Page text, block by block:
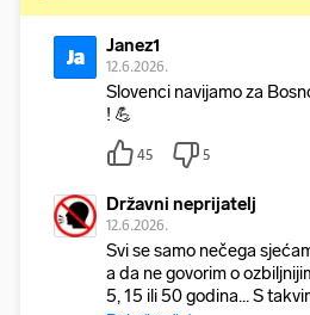
Ja Janez1
12.6.2026.
Slovenci navijamo za
! 💪
45 5
Državni neprijatelj
12.6.2026.
Svi se samo nečega
a da ne govorim o
5, 15 ili 50 godina... S